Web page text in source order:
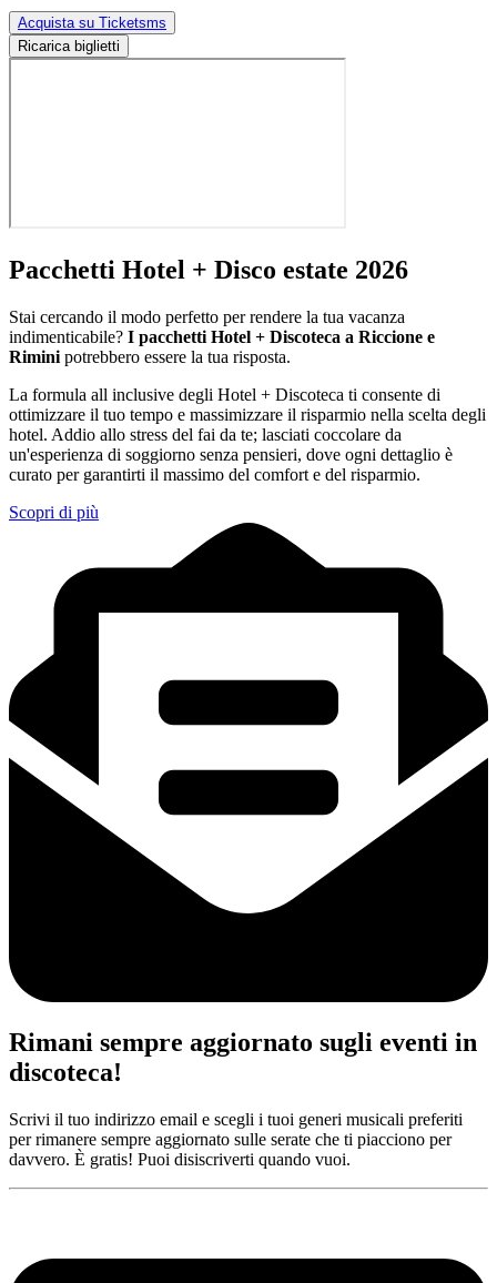
Acquista su Ticketsms
Ricarica biglietti
Pacchetti Hotel + Disco estate 2026
Stai cercando il modo perfetto per rendere la tua vacanza
indimenticabile? I pacchetti Hotel + Discoteca a Riccione e
Rimini potrebbero essere la tua risposta.
La formula all inclusive degli Hotel + Discoteca ti consente di
ottimizzare il tuo tempo e massimizzare il risparmio nella scelta degli
hotel. Addio allo stress del fai da te; lasciati coccolare da
un'esperienza di soggiorno senza pensieri, dove ogni dettaglio è
curato per garantirti il massimo del comfort e del risparmio.
Scopri di più
Rimani sempre aggiornato sugli eventi in
discoteca!
Scrivi il tuo indirizzo email e scegli i tuoi generi musicali preferiti
per rimanere sempre aggiornato sulle serate che ti piacciono per
davvero. È gratis! Puoi disiscriverti quando vuoi.